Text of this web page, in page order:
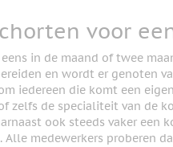
voor
in de maand of twee
en wordt er genoten
iedereen die komt een
zelfs de specialiteit van de
ook steeds vaker een
Alle medewerkers proberen